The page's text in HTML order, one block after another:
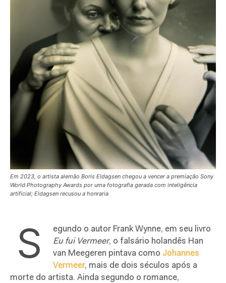
Em 2023, o artista alemão Boris Eldagsen chegou a vencer a premiação Sony
World Photography Awards por uma fotografia gerada com inteligência
artificial; Eldagsen recusou a honraria
S
egundo o autor Frank Wynne, em seu livro
Eu fui Vermeer, o falsário holandês Han
van Meegeren pintava como Johannes
Vermeer, mais de dois séculos após a
morte do artista. Ainda segundo o romance,